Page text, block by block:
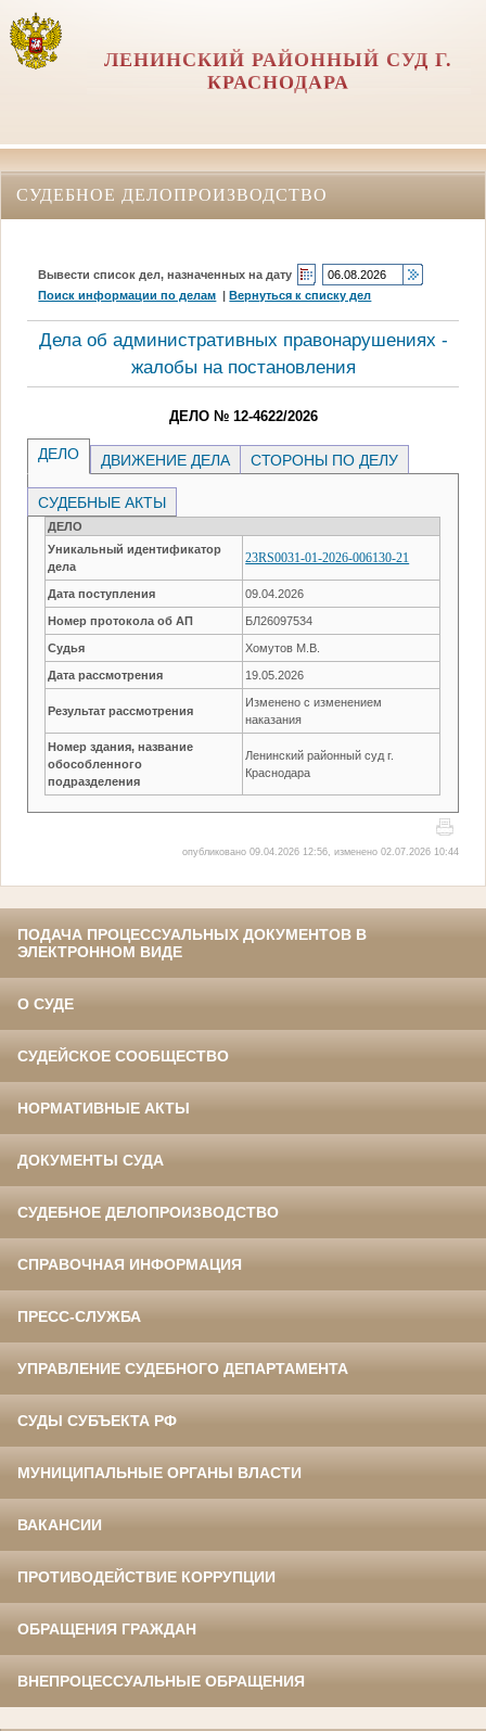
ЛЕНИНСКИЙ РАЙОННЫЙ СУД Г.
КРАСНОДАРА
СУДЕБНОЕ ДЕЛОПРОИЗВОДСТВО
Вывести список дел, назначенных на дату
Поиск информации по делам |Вернуться к списку дел
Дела об административных правонарушениях -
жалобы на постановления
ДЕЛО № 12-4622/2026
ДЕЛО ДВИЖЕНИЕ ДЕЛА СТОРОНЫ ПО ДЕЛУ
СУДЕБНЫЕ АКТЫ
ДЕЛО
Уникальный идентификатор
дела
23RS0031-01-2026-006130-21
Дата поступления 09.04.2026
Номер протокола об АП БЛ26097534
Судья Хомутов М.В.
Дата рассмотрения 19.05.2026
Результат рассмотрения
Изменено с изменением
наказания
Номер здания, название
обособленного
подразделения
Ленинский районный суд г.
Краснодара
опубликовано 09.04.2026 12:56, изменено 02.07.2026 10:44
ПОДАЧА ПРОЦЕССУАЛЬНЫХ ДОКУМЕНТОВ В
ЭЛЕКТРОННОМ ВИДЕ
О СУДЕ
СУДЕЙСКОЕ СООБЩЕСТВО
НОРМАТИВНЫЕ АКТЫ
ДОКУМЕНТЫ СУДА
СУДЕБНОЕ ДЕЛОПРОИЗВОДСТВО
СПРАВОЧНАЯ ИНФОРМАЦИЯ
ПРЕСС-СЛУЖБА
УПРАВЛЕНИЕ СУДЕБНОГО ДЕПАРТАМЕНТА
СУДЫ СУБЪЕКТА РФ
МУНИЦИПАЛЬНЫЕ ОРГАНЫ ВЛАСТИ
ВАКАНСИИ
ПРОТИВОДЕЙСТВИЕ КОРРУПЦИИ
ОБРАЩЕНИЯ ГРАЖДАН
ВНЕПРОЦЕССУАЛЬНЫЕ ОБРАЩЕНИЯ